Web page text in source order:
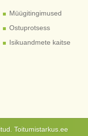
Müügitingimused
Ostuprotsess
Isikuandmete kaitse
Toitumistarkus.ee